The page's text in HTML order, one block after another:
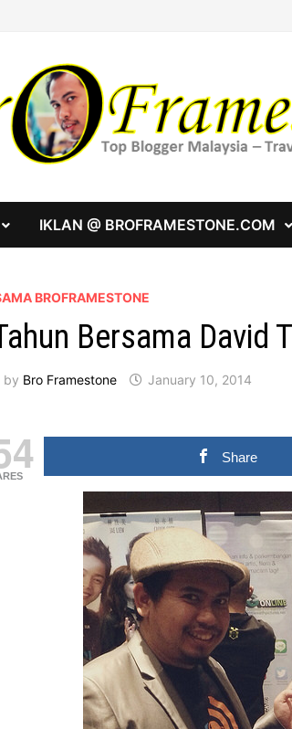
IKLAN @ BROFRAMESTONE.COM
BROFRAMESTONE
Bersama David
by Bro Framestone January 10, 2014
Share